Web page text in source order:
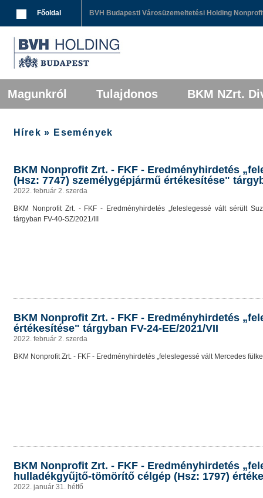
Tovább az elsődleges tartalomra
Tovább a másodlagos tartalomra
Magunkról Tulajdonos BKM NZrt.
BreadcrumbsFőoldal BVH Budapesti Városüzemeltetési Holding
Hírek » Események
BKM Nonprofit Zrt. - FKF - Eredményhirdetés
(Hsz: 7747) személygépjármű értékesítése"
2022. február 2. szerda
BKM Nonprofit Zrt. - FKF - Eredményhirdetés „feleslegessé vált sérült
tárgyban FV-40-SZ/2021/III
BKM Nonprofit Zrt. - FKF - Eredményhirdetés
értékesítése" tárgyban FV-24-EE/2021/VII
2022. február 2. szerda
BKM Nonprofit Zrt. - FKF - Eredményhirdetés „feleslegessé vált Mercedes
BKM Nonprofit Zrt. - FKF - Eredményhirdetés
hulladékgyűjtő-tömörítő célgép (Hsz: 1797)
2022. január 31. hétfő